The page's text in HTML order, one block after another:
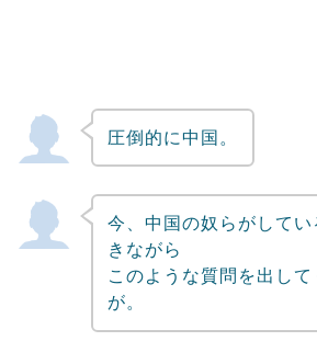
圧倒的に中国。
今、中国の奴らがして
きながら
このような質問を出し
が。